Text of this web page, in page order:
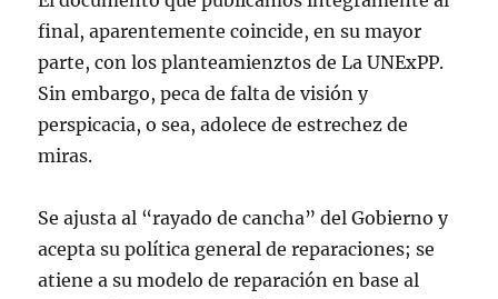
final, aparentemente coincide, en su mayor
parte, con los planteamienztos de La UNExPP.
Sin embargo, peca de falta de visión y
perspicacia, o sea, adolece de estrechez de
miras.
Se ajusta al “rayado de cancha” del Gobierno y
acepta su política general de reparaciones; se
atiene a su modelo de reparación en base al